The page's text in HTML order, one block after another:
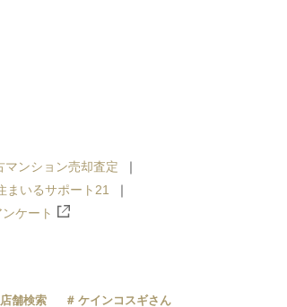
マンション売却査定
まいるサポート21
ケート
店舗検索 ケインコスギさん